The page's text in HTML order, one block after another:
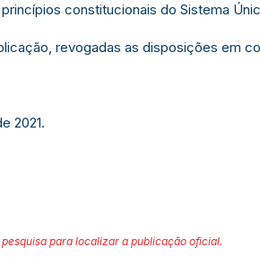
constitucionais do Sistema
revogadas as disposições em
2021.
para localizar a publicação oficial.